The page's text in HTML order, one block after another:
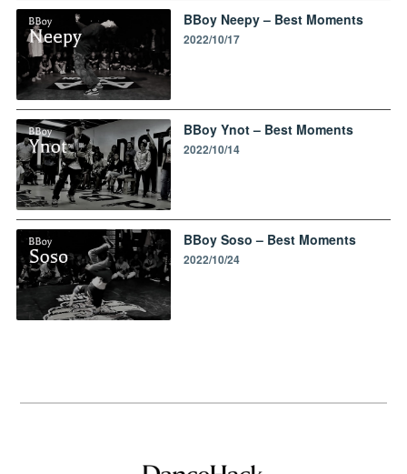
BBoy Neepy – Best Moments
2022/10/17
BBoy Ynot – Best Moments
2022/10/14
BBoy Soso – Best Moments
2022/10/24